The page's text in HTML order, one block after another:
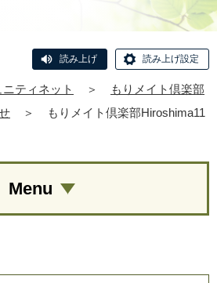
読み上げ 読み上げ設定
ティネット ＞
もりメイト倶楽部
＞
もりメイト倶楽部Hiroshima11
Menu